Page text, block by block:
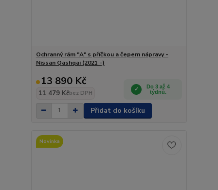
Ochranný rám "A" s příčkou a čepem nápravy -
Nissan Qashqai (2021 -)
13 890 Kč
11 479 Kčbez DPH
Do 3 až 4
týdnů.
Přidat do košíku
Novinka